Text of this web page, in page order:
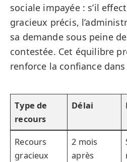
sociale impayée : s’il
gracieux précis,
sa demande sous peine
contestée. Cet équilibre
renforce la confiance
Type de
recours
Délai
Recours
gracieux
2 mois
après